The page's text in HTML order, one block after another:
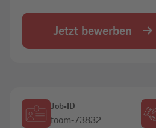
Jetzt bewerben
Job-ID
toom-73832